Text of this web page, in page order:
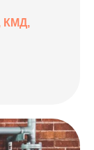
КМД,